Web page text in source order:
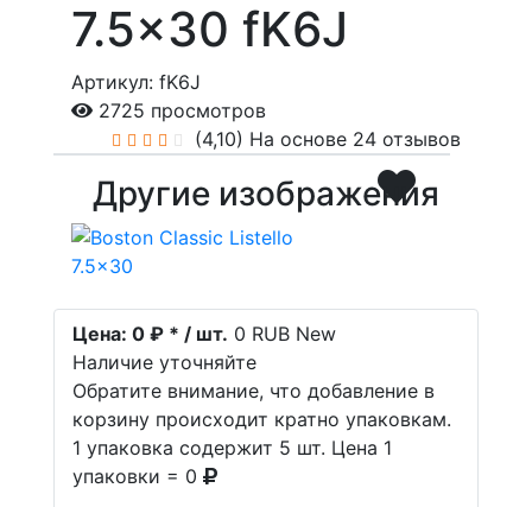
7.5x30 fK6J
Артикул: fK6J
2725 просмотров
(4,10) На основе 24 отзывов
Другие изображения
Цена: 0 ₽ * / шт. 0 RUB New
Наличие уточняйте
Обратите внимание, что добавление в
корзину происходит кратно упаковкам.
1 упаковка содержит 5 шт. Цена 1
упаковки = 0